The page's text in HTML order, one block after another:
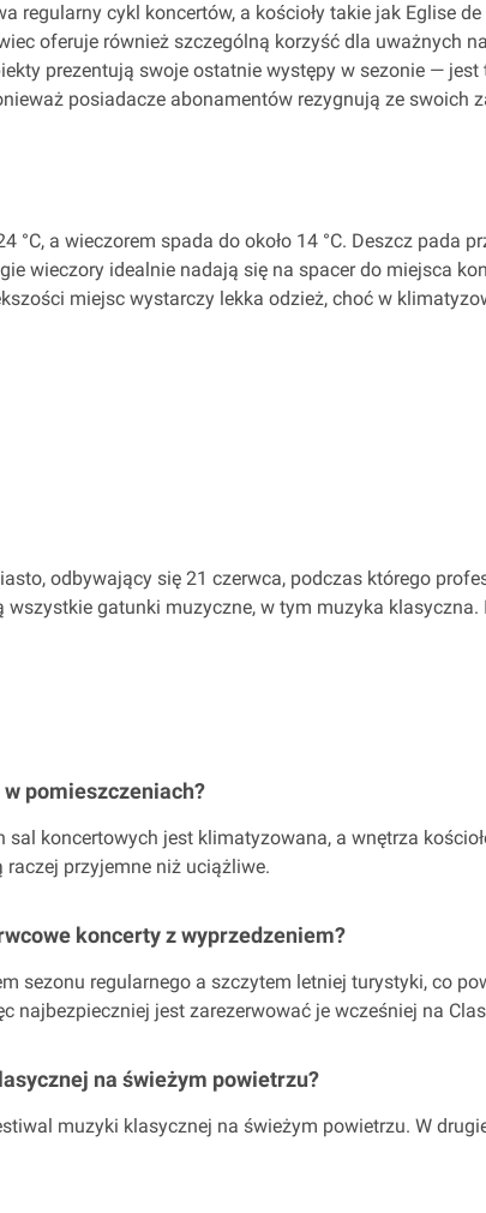
regularny cykl koncertów, a kościoły takie jak Eglise
oferuje również szczególną korzyść dla uważnych
prezentują swoje ostatnie występy w sezonie —
posiadacze abonamentów rezygnują ze swoich
°C, a wieczorem spada do około 14 °C. Deszcz pada
wieczory idealnie nadają się na spacer do miejsca
miejsc wystarczy lekka odzież, choć w
odbywający się 21 czerwca, podczas którego
wszystkie gatunki muzyczne, w tym muzyka
pomieszczeniach?
koncertowych jest klimatyzowana, a wnętrza
przyjemne niż uciążliwe.
koncerty z wyprzedzeniem?
sezonu regularnego a szczytem letniej turystyki, co
najbezpieczniej jest zarezerwować je wcześniej na
na świeżym powietrzu?
muzyki klasycznej na świeżym powietrzu. W